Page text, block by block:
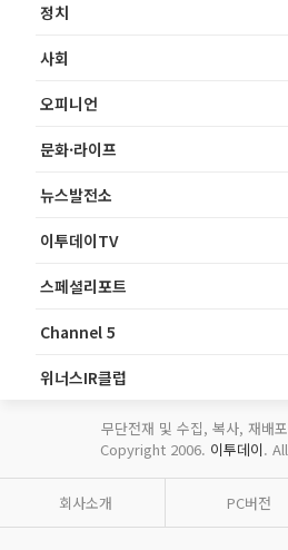
정치
사회
오피니언
문화·라이프
뉴스발전소
이투데이TV
스페셜리포트
Channel 5
위너스IR클럽
무단전재 및 수집, 복사, 재배
Copyright 2006. 이투데이.
회사소개 PC버전